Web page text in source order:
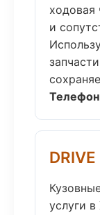
ходовая
и
услуги